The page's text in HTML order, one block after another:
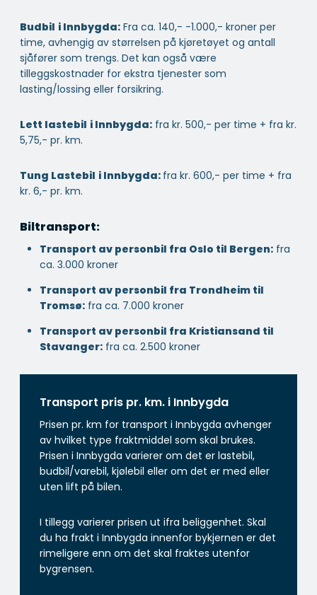
Budbil i Innbygda: Fra ca. 140,- -1.000,- kroner per
time, avhengig av størrelsen på kjøretøyet og antall
sjåfører som trengs. Det kan også være
tilleggskostnader for ekstra tjenester som
lasting/lossing eller forsikring.
Lett lastebil i Innbygda: fra kr. 500,- per time + fra kr.
5,75,- pr. km.
Tung Lastebil i Innbygda: fra kr. 600,- per time + fra
kr. 6,- pr. km.
Biltransport:
Transport av personbil fra Oslo til Bergen: fra
ca. 3.000 kroner
Transport av personbil fra Trondheim til
Tromsø: fra ca. 7.000 kroner
Transport av personbil fra Kristiansand til
Stavanger: fra ca. 2.500 kroner
Transport pris pr. km. i Innbygda
Prisen pr. km for transport i Innbygda avhenger
av hvilket type fraktmiddel som skal brukes.
Prisen i Innbygda varierer om det er lastebil,
budbil/varebil, kjølebil eller om det er med eller
uten lift på bilen.
I tillegg varierer prisen ut ifra beliggenhet. Skal
du ha frakt i Innbygda innenfor bykjernen er det
rimeligere enn om det skal fraktes utenfor
bygrensen.